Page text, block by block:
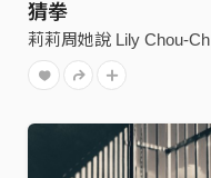
猜拳